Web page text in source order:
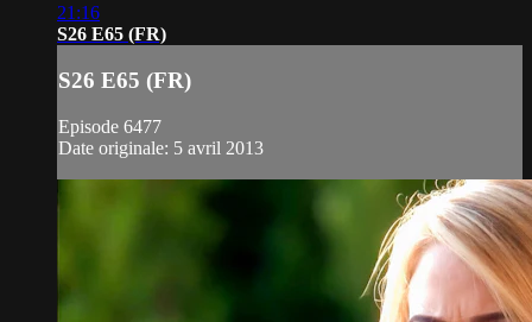
21:16
S26 E65 (FR)
S26 E65 (FR)
Episode 6477
Date originale: 5 avril 2013